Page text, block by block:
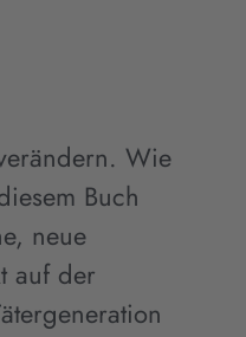
Wie
Buch
neue
auf der